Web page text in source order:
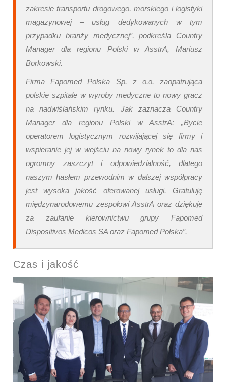
zakresie transportu drogowego, morskiego i logistyki
magazynowej – usług dedykowanych w tym
przypadku branży medycznej”, podkreśla Country
Manager dla regionu Polski w AsstrA, Mariusz
Borkowski.
Firma Fapomed Polska Sp. z o.o. zaopatrująca
polskie szpitale w wyroby medyczne to nowy gracz
na nadwiślańskim rynku. Jak zaznacza Country
Manager dla regionu Polski w AsstrA: „Bycie
operatorem logistycznym rozwijającej się firmy i
wspieranie jej w wejściu na nowy rynek to dla nas
ogromny zaszczyt i odpowiedzialność, dlatego
naszym hasłem przewodnim w dalszej współpracy
jest wysoka jakość oferowanej usługi. Gratuluję
międzynarodowemu zespołowi AsstrA oraz dziękuję
za zaufanie kierownictwu grupy Fapomed
Dispositivos Medicos SA oraz Fapomed Polska”.
Czas i jakość